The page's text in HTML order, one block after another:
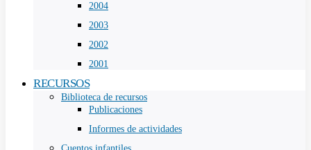
2004
2003
2002
2001
RECURSOS
Biblioteca de recursos
Publicaciones
Informes de actividades